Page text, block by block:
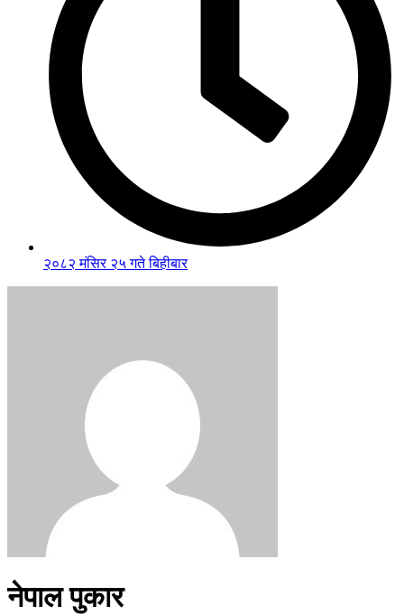
२०८२ मंसिर २५ गते बिहीबार
नेपाल पुकार